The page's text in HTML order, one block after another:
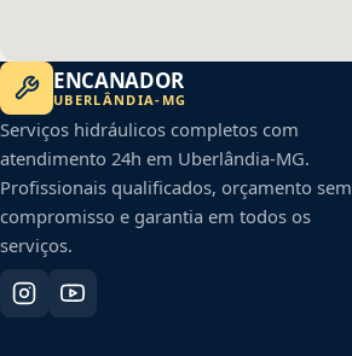
ENCANADOR
UBERLÂNDIA- MG
Serviços hidráulicos completos com
atendimento 24h em Uberlândia-MG.
Profissionais qualificados, orçamento sem
compromisso e garantia em todos os
serviços.